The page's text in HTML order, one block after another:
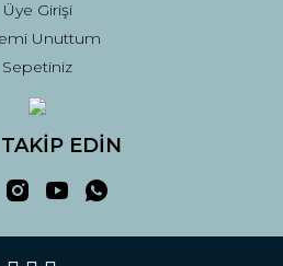
Üye Girişi
Unuttum
Sepetiniz
EDİN